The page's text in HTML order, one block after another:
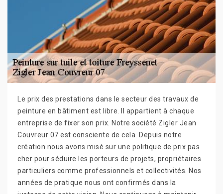
Le prix des prestations dans le secteur des travaux de
peinture en bâtiment est libre. Il appartient à chaque
entreprise de fixer son prix. Notre société Zigler Jean
Couvreur 07 est consciente de cela. Depuis notre
création nous avons misé sur une politique de prix pas
cher pour séduire les porteurs de projets, propriétaires
particuliers comme professionnels et collectivités. Nos
années de pratique nous ont confirmés dans la